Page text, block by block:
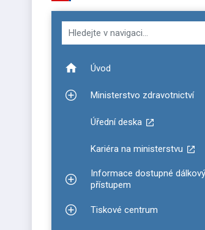
Hledat v navigaci
Úvod
Zobrazit podmenu pro
Ministerstvo zdravotnictví
Úřední deska
Kariéra na ministerstvu
Zobrazit podmenu pro
Informace dostupné
přístupem
Zobrazit podmenu pro Tiskové
Tiskové centrum